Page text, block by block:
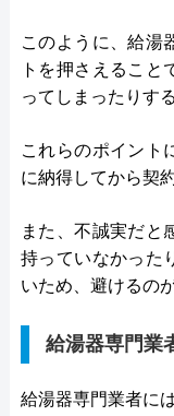
このように、給湯
トを押さえること
ってしまったりす
これらのポイント
に納得してから契
また、不誠実だと
持っていなかった
いため、避けるの
給湯器専門業
給湯器専門業者に